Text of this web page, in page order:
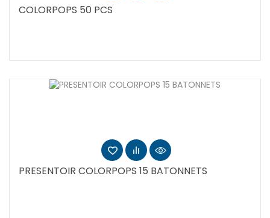
COLORPOPS 50 PCS
PRESENTOIR COLORPOPS 15 BATONNETS